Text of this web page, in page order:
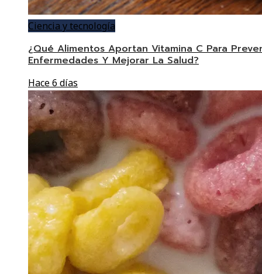
Ciencia y tecnología
¿Qué Alimentos Aportan Vitamina C Para
Enfermedades Y Mejorar La Salud?
Hace 6 días